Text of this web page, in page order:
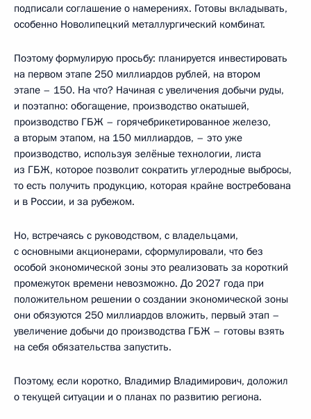
подписали соглашение о намерениях. Готовы вкладывать,
особенно Новолипецкий металлургический комбинат.
Поэтому формулирую просьбу: планируется инвестировать
на первом этапе 250 миллиардов рублей, на втором
этапе – 150. На что? Начиная с увеличения добычи руды,
и поэтапно: обогащение, производство окатышей,
производство ГБЖ – горячебрикетированное железо,
а вторым этапом, на 150 миллиардов, – это уже
производство, используя зелёные технологии, листа
из ГБЖ, которое позволит сократить углеродные выбросы,
то есть получить продукцию, которая крайне востребована
и в России, и за рубежом.
Но, встречаясь с руководством, с владельцами,
с основными акционерами, сформулировали, что без
особой экономической зоны это реализовать за короткий
промежуток времени невозможно. До 2027 года при
положительном решении о создании экономической зоны
они обязуются 250 миллиардов вложить, первый этап –
увеличение добычи до производства ГБЖ – готовы взять
на себя обязательства запустить.
Поэтому, если коротко, Владимир Владимирович, доложил
о текущей ситуации и о планах по развитию региона.